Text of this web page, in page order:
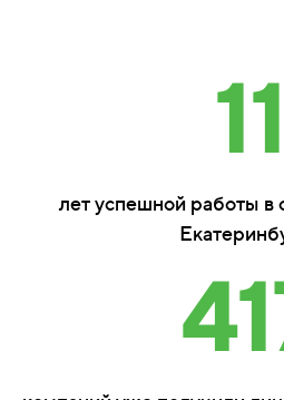
11
лет успешной работы в